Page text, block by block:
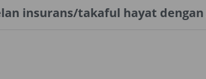
insurans/takaful hayat dengan